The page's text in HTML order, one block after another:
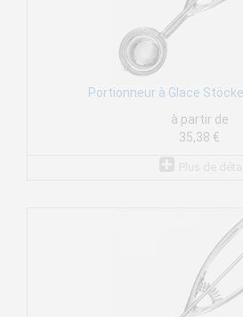
Portionneur à Glace
à partir de
35,38 €